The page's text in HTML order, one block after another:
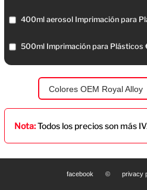
400ml aerosol Imprimación para
500ml Imprimación para Plásticos
Colores OEM Royal Alloy
Nota:Todos los precios son más
facebook © privacy